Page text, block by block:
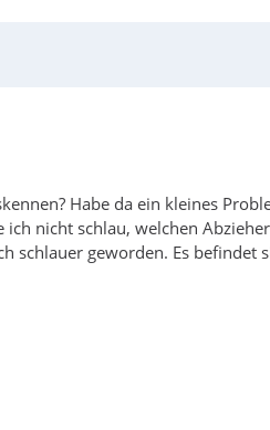
Habe da ein kleines
nicht schlau, welchen
schlauer geworden. Es befindet